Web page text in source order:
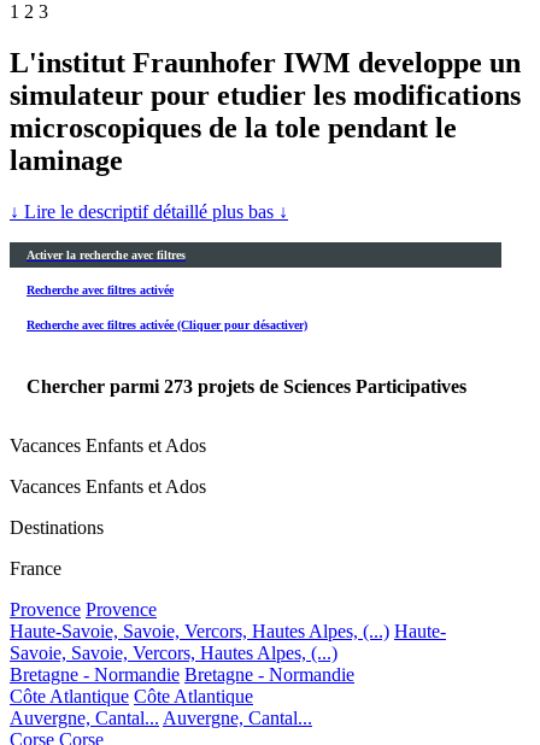
1 2 3
L'institut Fraunhofer IWM developpe un
simulateur pour etudier les modifications
microscopiques de la tole pendant le
laminage
↓ Lire le descriptif détaillé plus bas ↓
Activer la recherche avec filtres
Recherche avec filtres activée
Recherche avec filtres activée (Cliquer pour désactiver)
Chercher parmi 273 projets de Sciences Participatives
Vacances Enfants et Ados
Vacances Enfants et Ados
Destinations
France
Provence Provence
Haute-Savoie, Savoie, Vercors, Hautes Alpes, (...) Haute-
Savoie, Savoie, Vercors, Hautes Alpes, (...)
Bretagne - Normandie Bretagne - Normandie
Côte Atlantique Côte Atlantique
Auvergne, Cantal... Auvergne, Cantal...
Corse Corse